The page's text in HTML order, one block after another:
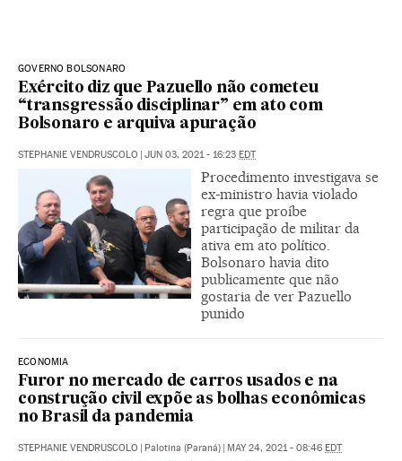
GOVERNO BOLSONARO
Exército diz que Pazuello não cometeu
“transgressão disciplinar” em ato com
Bolsonaro e arquiva apuração
STEPHANIE VENDRUSCOLO JUN 03, 2021 - 16:23 EDT
Procedimento investigava se
ex-ministro havia violado
regra que proíbe
participação de militar da
ativa em ato político.
Bolsonaro havia dito
publicamente que não
gostaria de ver Pazuello
punido
ECONOMIA
Furor no mercado de carros usados e na
construção civil expõe as bolhas econômicas
no Brasil da pandemia
STEPHANIE VENDRUSCOLO Palotina (Paraná) MAY 24, 2021 - 08:46 EDT